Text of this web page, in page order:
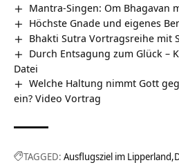
Mantra-Singen: Om Bhagavan
Höchste Gnade und eigenes
Bhakti Sutra Vortragsreihe mit
Durch Entsagung zum Glück –
Datei
Welche Haltung nimmt Gott
ein? Video Vortrag
TAGGED: Ausflugsziel im Lipperland